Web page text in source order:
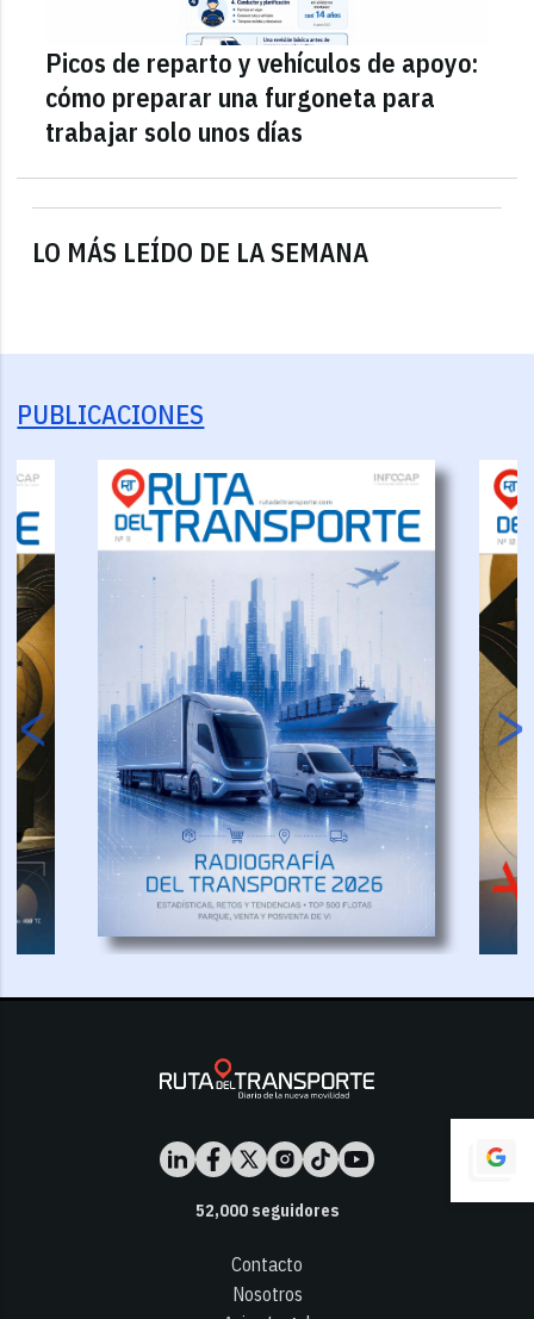
LO MÁS LEÍDO DE LA SEMANA
Picos de reparto y vehículos de apoyo:
cómo preparar una furgoneta para
trabajar solo unos días
PUBLICACIONES
52,000seguidores
Contacto
Nosotros